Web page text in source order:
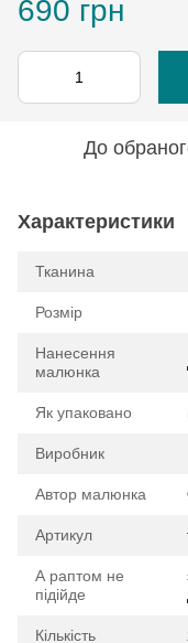
690 грн
До
Характеристики
Тканина
Розмір
Нанесення
малюнка
Як упаковано
Виробник
Автор малюнка
Артикул
А раптом не
підійде
Кількість